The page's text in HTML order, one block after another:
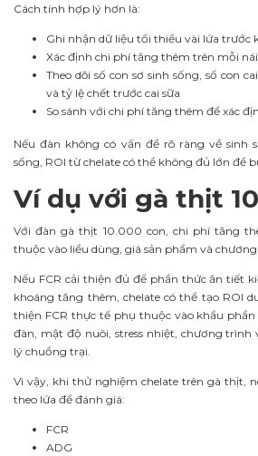
Cách tính hợp lý hơn là:
Ghi nhận dữ liệu tối thiểu vài lứa trước
Xác định chi phí tăng thêm trên mỗi
Theo dõi số con sơ sinh sống, số con
và tỷ lệ chết trước cai sữa
So sánh với chi phí tăng thêm để xác
Nếu đàn không có vấn đề rõ ràng về sinh
sống, ROI từ chelate có thể không đủ lớn để
Ví dụ với gà thịt
Với đàn gà thịt 10.000 con, chi phí tăng
thuộc vào liều dùng, giá sản phẩm và
Nếu FCR cải thiện đủ để phần thức ăn tiết
khoáng tăng thêm, chelate có thể tạo ROI
thiện FCR thực tế phụ thuộc vào khẩu
đàn, mật độ nuôi, stress nhiệt, chương trình
lý chuồng trại.
Vì vậy, khi thử nghiệm chelate trên gà thịt,
theo lứa để đánh giá:
FCR
ADG